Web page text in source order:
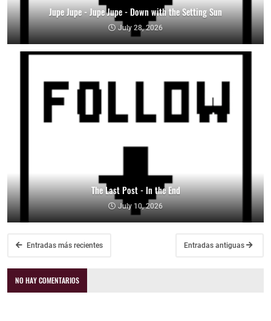
Jupe Jupe - Jupe Jupe - Down with the Setting Sun
July 28, 2026
The Last Post - In the End
July 10, 2026
Entradas más recientes Entradas antiguas
NO HAY COMENTARIOS